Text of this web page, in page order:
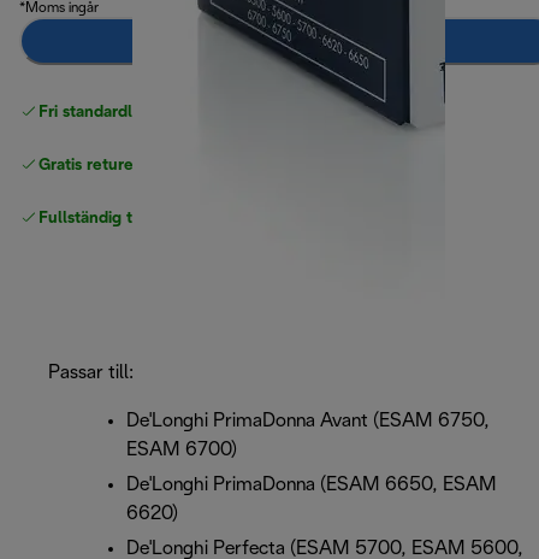
*Moms ingår
Lägg till i kundvagnen
Fri standardleverans
Gratis returer
Fullständig tillverkargaranti
Passar till:
De'Longhi PrimaDonna Avant (ESAM 6750,
ESAM 6700)
De'Longhi PrimaDonna (ESAM 6650, ESAM
6620)
De'Longhi Perfecta (ESAM 5700, ESAM 5600,